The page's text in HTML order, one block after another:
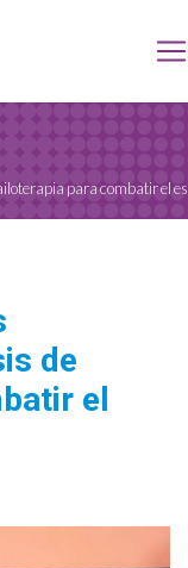
para combatir el
de
el